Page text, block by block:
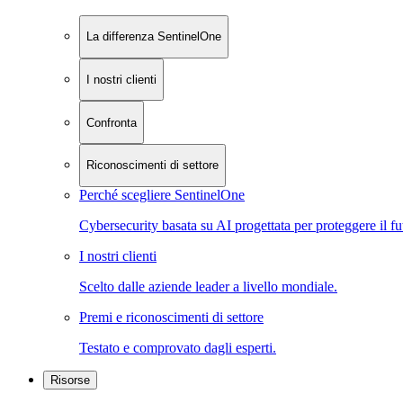
La differenza SentinelOne
I nostri clienti
Confronta
Riconoscimenti di settore
Perché scegliere SentinelOne
Cybersecurity basata su AI progettata per proteggere il
I nostri clienti
Scelto dalle aziende leader a livello mondiale.
Premi e riconoscimenti di settore
Testato e comprovato dagli esperti.
Risorse